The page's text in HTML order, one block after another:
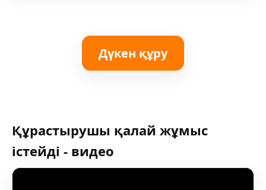
Дүкен құру
Құрастырушы қалай жұмыс
істейді - видео